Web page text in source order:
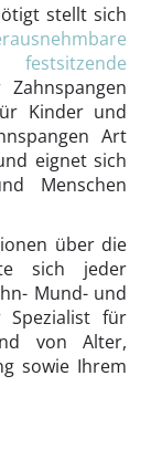
stellt sich
Kinder und
Art
eignet sich
Menschen
über die
sich jeder
Mund- und
Spezialist für
von Alter,
sowie Ihrem